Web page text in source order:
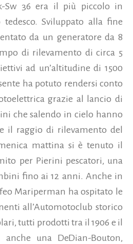
Sw 36 era il più piccolo in
tedesco. Sviluppato alla fine
da un generatore da 8
di rilevamento di circa 5
ad un’altitudine di 1500
ha potuto rendersi conto
grazie al lancio di
che salendo in cielo hanno
il raggio di rilevamento del
mattina si è tenuto il
per Pierini pescatori, una
fino ai 12 anni. Anche in
Mariperman ha ospitato le
all’Automotoclub storico
tutti prodotti tra il 1906 e il
anche una DeDian-Bouton,